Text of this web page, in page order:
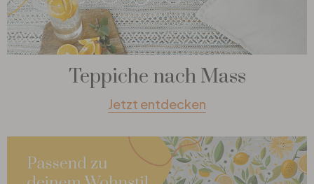
Teppiche nach Mass
Jetzt entdecken